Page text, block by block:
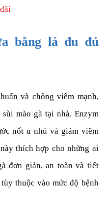
bằng lá đu đủ
và chống viêm mạnh,
mào gà tại nhà. Enzym
nốt u nhú và giảm viêm
thích hợp cho những ai
đơn giản, an toàn và tiết
thuộc vào mức độ bệnh